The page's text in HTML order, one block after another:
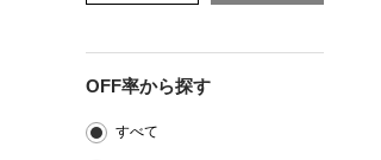
OFF率から探す
すべて